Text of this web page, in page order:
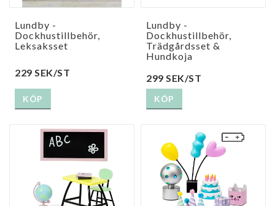
Lundby -
Dockhustillbehör,
Leksaksset
229 SEK/ST
KÖP
Lundby -
Dockhustillbehör,
Trädgårdsset &
Hundkoja
299 SEK/ST
KÖP